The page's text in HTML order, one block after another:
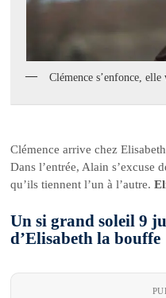
Clémence s’enfonce,
Clémence arrive chez
Dans l’entrée, Alain s’excuse
qu’ils tiennent l’un à l’autre.
Un si grand soleil 9
d’Elisabeth la bouffe